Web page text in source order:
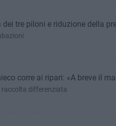
tre piloni e riduzione della
corre ai ripari: «A breve il
raccolta differenziata